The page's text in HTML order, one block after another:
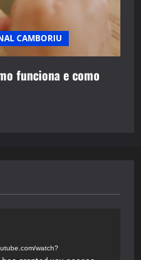
CAMBORIU
funciona e como
watch?